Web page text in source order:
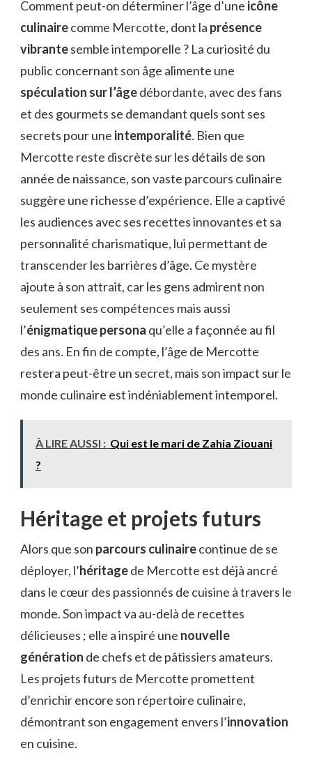
Comment peut-on déterminer l’âge d’une icône
culinairecomme Mercotte, dont la présence
vibrantesemble intemporelle ? La curiosité du
public concernant son âge alimente une
spéculation sur l’âgedébordante, avec des fans
et des gourmets se demandant quels sont ses
secrets pour une intemporalité. Bien que
Mercotte reste discrète sur les détails de son
année de naissance, son vaste parcours culinaire
suggère une richesse d’expérience. Elle a captivé
les audiences avec ses recettes innovantes et sa
personnalité charismatique, lui permettant de
transcender les barrières d’âge. Ce mystère
ajoute à son attrait, car les gens admirent non
seulement ses compétences mais aussi
l’énigmatique persona qu’elle a façonnée au fil
des ans. En fin de compte, l’âge de Mercotte
restera peut-être un secret, mais son impact sur le
monde culinaire est indéniablement intemporel.
À LIRE AUSSI : Qui est le mari de Zahia Ziouani
?
Héritage et projets futurs
Alors que son parcours culinairecontinue de se
déployer, l’héritagede Mercotte est déjà ancré
dans le cœur des passionnés de cuisine à travers le
monde. Son impact va au-delà de recettes
délicieuses ; elle a inspiré une nouvelle
génération de chefs et de pâtissiers amateurs.
Les projets futurs de Mercotte promettent
d’enrichir encore son répertoire culinaire,
démontrant son engagement envers l’innovation
en cuisine.